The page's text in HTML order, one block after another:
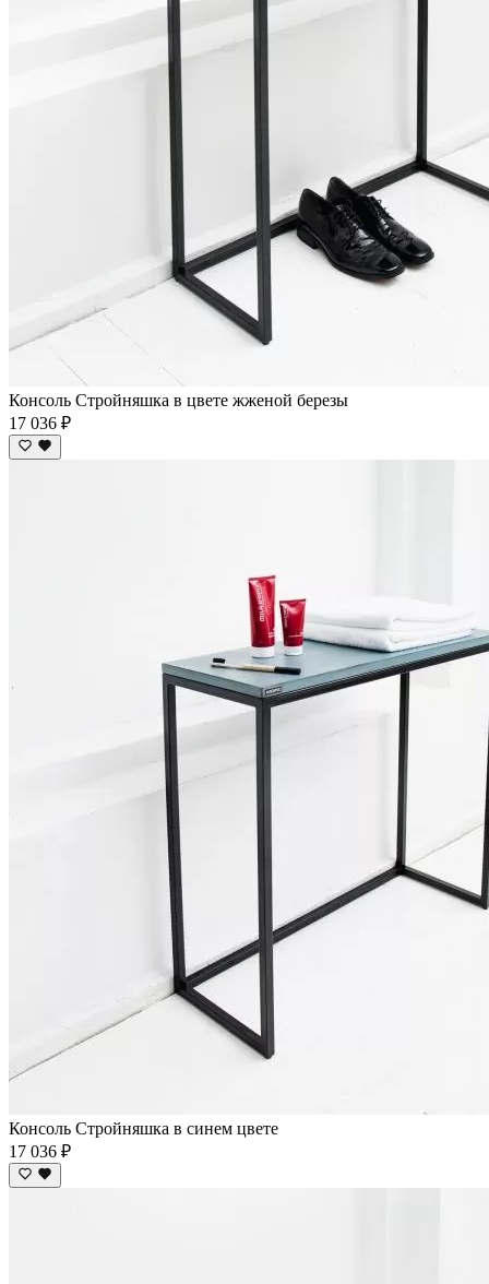
Консоль Стройняшка в цвете жженой березы
17 036 ₽
Консоль Стройняшка в синем цвете
17 036 ₽